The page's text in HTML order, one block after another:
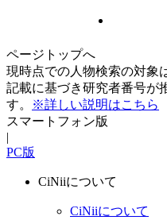
ページトップへ
現時点での人物検索の対象
記載に基づき研究者番号が
す。
※詳しい説明はこちら
スマートフォン版
|
PC版
CiNiiについて
CiNiiについて